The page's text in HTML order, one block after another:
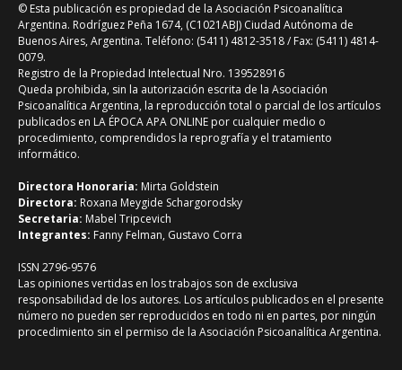
© Esta publicación es propiedad de la Asociación Psicoanalítica
Argentina. Rodríguez Peña 1674, (C1021ABJ) Ciudad Autónoma de
Buenos Aires, Argentina. Teléfono: (5411) 4812-3518 / Fax: (5411) 4814-
0079.
Registro de la Propiedad Intelectual Nro. 139528916
Queda prohibida, sin la autorización escrita de la Asociación
Psicoanalítica Argentina, la reproducción total o parcial de los artículos
publicados en LA ÉPOCA APA ONLINE por cualquier medio o
procedimiento, comprendidos la reprografía y el tratamiento
informático.
Directora Honoraria: Mirta Goldstein
Directora: Roxana Meygide Schargorodsky
Secretaria: Mabel Tripcevich
Integrantes: Fanny Felman, Gustavo Corra
ISSN 2796-9576
Las opiniones vertidas en los trabajos son de exclusiva
responsabilidad de los autores. Los artículos publicados en el presente
número no pueden ser reproducidos en todo ni en partes, por ningún
procedimiento sin el permiso de la Asociación Psicoanalítica Argentina.